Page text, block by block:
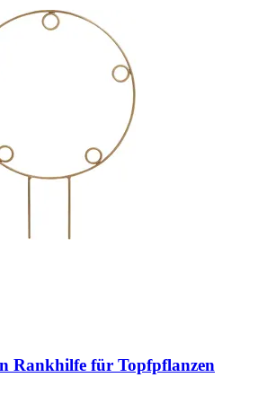
Rankhilfe für Topfpflanzen